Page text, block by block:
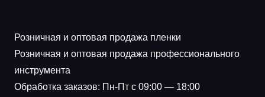
Розничная и оптовая продажа пленки
Розничная и оптовая продажа профессионального
инструмента
Обработка заказов: Пн-Пт с 09:00 — 18:00